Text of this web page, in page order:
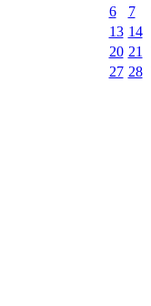
6
7
13 14
20 21
27 28